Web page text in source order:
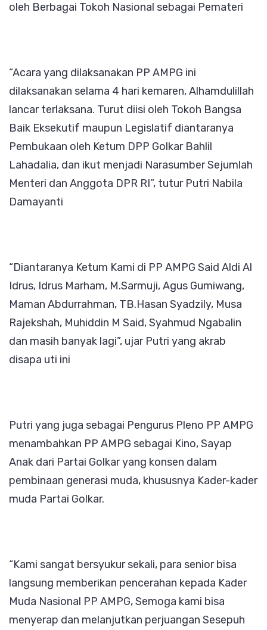
oleh Berbagai Tokoh Nasional sebagai Pemateri
“Acara yang dilaksanakan PP AMPG ini
dilaksanakan selama 4 hari kemaren, Alhamdulillah
lancar terlaksana. Turut diisi oleh Tokoh Bangsa
Baik Eksekutif maupun Legislatif diantaranya
Pembukaan oleh Ketum DPP Golkar Bahlil
Lahadalia, dan ikut menjadi Narasumber Sejumlah
Menteri dan Anggota DPR RI”, tutur Putri Nabila
Damayanti
“Diantaranya Ketum Kami di PP AMPG Said Aldi Al
Idrus, Idrus Marham, M.Sarmuji, Agus Gumiwang,
Maman Abdurrahman, TB.Hasan Syadzily, Musa
Rajekshah, Muhiddin M Said, Syahmud Ngabalin
dan masih banyak lagi”, ujar Putri yang akrab
disapa uti ini
Putri yang juga sebagai Pengurus Pleno PP AMPG
menambahkan PP AMPG sebagai Kino, Sayap
Anak dari Partai Golkar yang konsen dalam
pembinaan generasi muda, khususnya Kader-kader
muda Partai Golkar.
“Kami sangat bersyukur sekali, para senior bisa
langsung memberikan pencerahan kepada Kader
Muda Nasional PP AMPG, Semoga kami bisa
menyerap dan melanjutkan perjuangan Sesepuh